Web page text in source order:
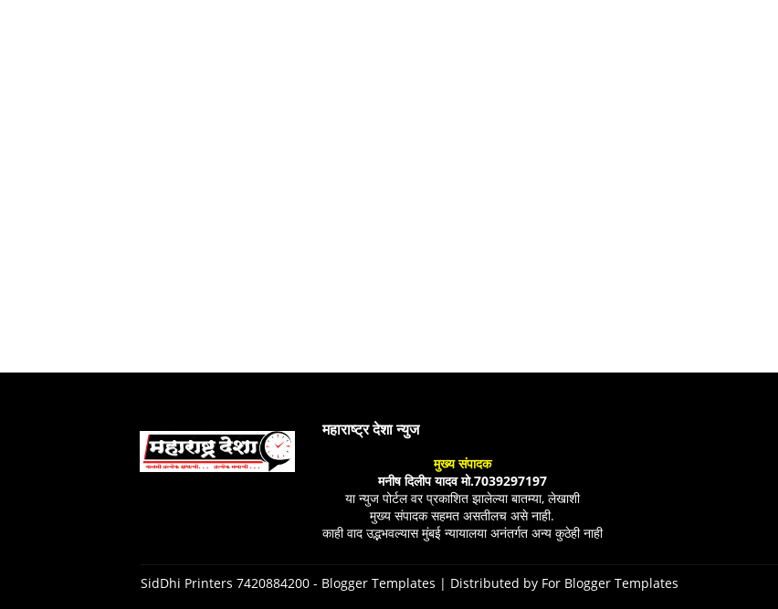
महाराष्ट्र देशा न्युज
मुख्य संपादक
मनीष दिलीप यादव मो.7039297197
या न्युज पोर्टल वर प्रकाशित झालेल्या बातम्या, लेखाशी
मुख्य संपादक सहमत असतीलच असे नाही.
काही वाद उद्भभवल्यास मुंबई न्यायालया अनंतर्गत अन्य कुठेही नाही
SidDhi Printers 7420884200 - Blogger Templates | Distributed by For Blogger Templates